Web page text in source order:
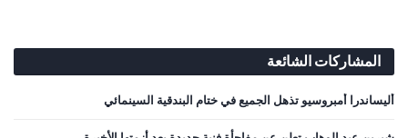
المشاركات الشائعة
أليساندرا أمبروسيو تذهل الجميع في ختام البندقية السينمائي